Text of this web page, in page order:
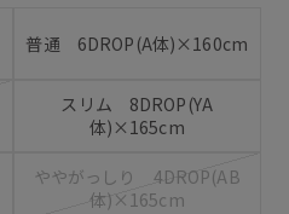
普通 6DROP(A体)×160cm
スリム 8DROP(YA
体)×165cm
ややがっしり 4DROP(AB
体)×165cm